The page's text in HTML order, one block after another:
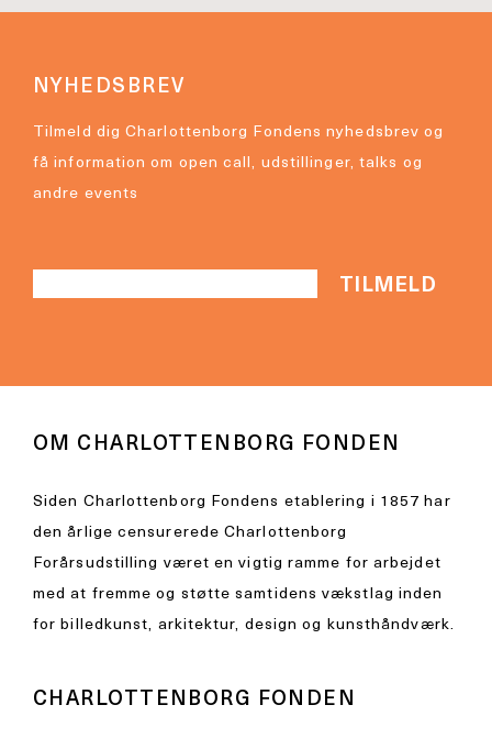
NYHEDSBREV
Tilmeld dig Charlottenborg Fondens nyhedsbrev og
få information om open call, udstillinger, talks og
andre events
OM CHARLOTTENBORG FONDEN
Siden Charlottenborg Fondens etablering i 1857 har
den årlige censurerede Charlottenborg
Forårsudstilling været en vigtig ramme for arbejdet
med at fremme og støtte samtidens vækstlag inden
for billedkunst, arkitektur, design og kunsthåndværk.
CHARLOTTENBORG FONDEN